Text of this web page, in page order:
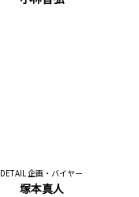
DETAIL 企画・バイヤー
塚本真人